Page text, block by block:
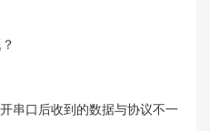
串口后收到的数据与协议不一